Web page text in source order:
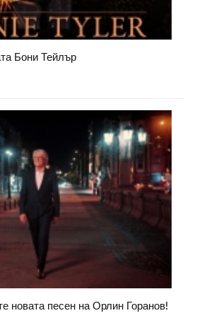
Бони Тейлър
новата песен на Орлин Горанов!